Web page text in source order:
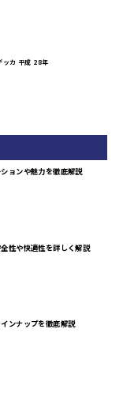
ッカ 平成 28年
ョンや魅力を徹底解説
性や快適性を詳しく解説
ンナップを徹底解説